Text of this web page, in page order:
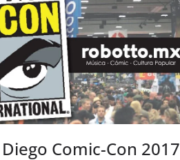
Comic-Con 2017